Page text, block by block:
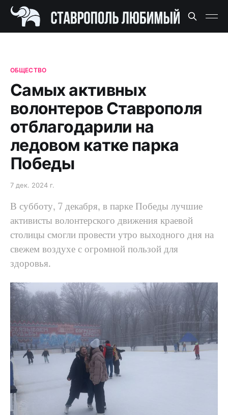
ОБЩЕСТВО
Самых активных
волонтеров Ставрополя
отблагодарили на
ледовом катке парка
Победы
7 дек. 2024 г.
В субботу, 7 декабря, в парке Победы лучшие
активисты волонтерского движения краевой
столицы смогли провести утро выходного дня на
свежем воздухе с огромной пользой для
здоровья.